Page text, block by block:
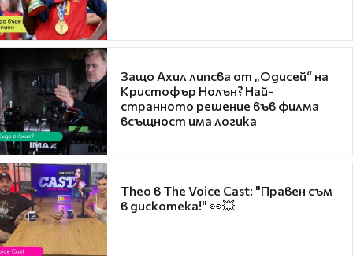
Защо Ахил липсва от „Одисей“ на
Кристофър Нолън? Най-
странното решение във филма
всъщност има логика
Theo в The Voice Cast: "Правен съм
в дискотека!" 👀💥